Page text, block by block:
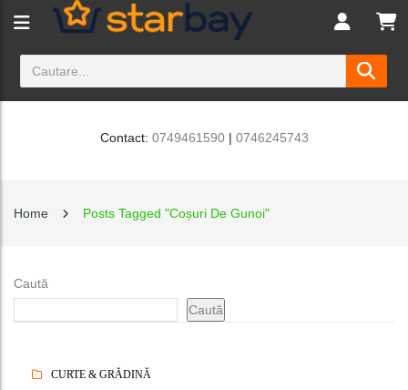
Contact: 0749461590| 0746245743
Home Posts Tagged "Coșuri De Gunoi"
Caută
Caută
CURTE & GRĂDINĂ